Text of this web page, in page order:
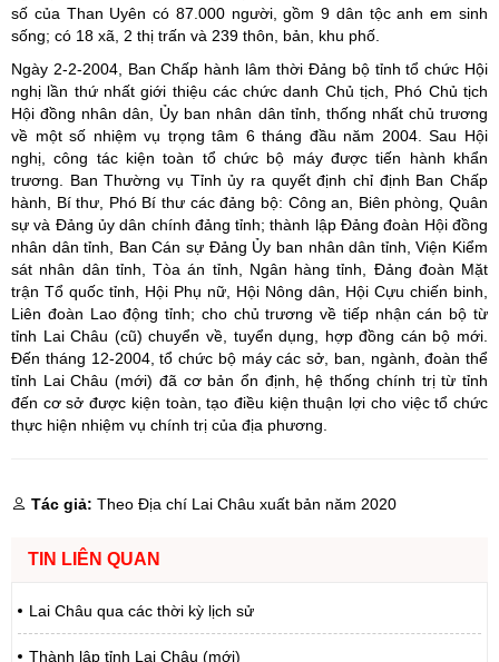
số của Than Uyên có 87.000 người, gồm 9 dân tộc anh em sinh
sống; có 18 xã, 2 thị trấn và 239 thôn, bản, khu phố.
Ngày 2-2-2004, Ban Chấp hành lâm thời Đảng bộ tỉnh tổ chức Hội
nghị lần thứ nhất giới thiệu các chức danh Chủ tịch, Phó Chủ tịch
Hội đồng nhân dân, Ủy ban nhân dân tỉnh, thống nhất chủ trương
về một số nhiệm vụ trọng tâm 6 tháng đầu năm 2004. Sau Hội
nghị, công tác kiện toàn tổ chức bộ máy được tiến hành khẩn
trương. Ban Thường vụ Tỉnh ủy ra quyết định chỉ định Ban Chấp
hành, Bí thư, Phó Bí thư các đảng bộ: Công an, Biên phòng, Quân
sự và Đảng ủy dân chính đảng tỉnh; thành lập Đảng đoàn Hội đồng
nhân dân tỉnh, Ban Cán sự Đảng Ủy ban nhân dân tỉnh, Viện Kiểm
sát nhân dân tỉnh, Tòa án tỉnh, Ngân hàng tỉnh, Đảng đoàn Mặt
trận Tổ quốc tỉnh, Hội Phụ nữ, Hội Nông dân, Hội Cựu chiến binh,
Liên đoàn Lao động tỉnh; cho chủ trương về tiếp nhận cán bộ từ
tỉnh Lai Châu (cũ) chuyển về, tuyển dụng, hợp đồng cán bộ mới.
Đến tháng 12-2004, tổ chức bộ máy các sở, ban, ngành, đoàn thể
tỉnh Lai Châu (mới) đã cơ bản ổn định, hệ thống chính trị từ tỉnh
đến cơ sở được kiện toàn, tạo điều kiện thuận lợi cho việc tổ chức
thực hiện nhiệm vụ chính trị của địa phương.
Tác giả: Theo Địa chí Lai Châu xuất bản năm 2020
TIN LIÊN QUAN
Lai Châu qua các thời kỳ lịch sử
Thành lập tỉnh Lai Châu (mới)